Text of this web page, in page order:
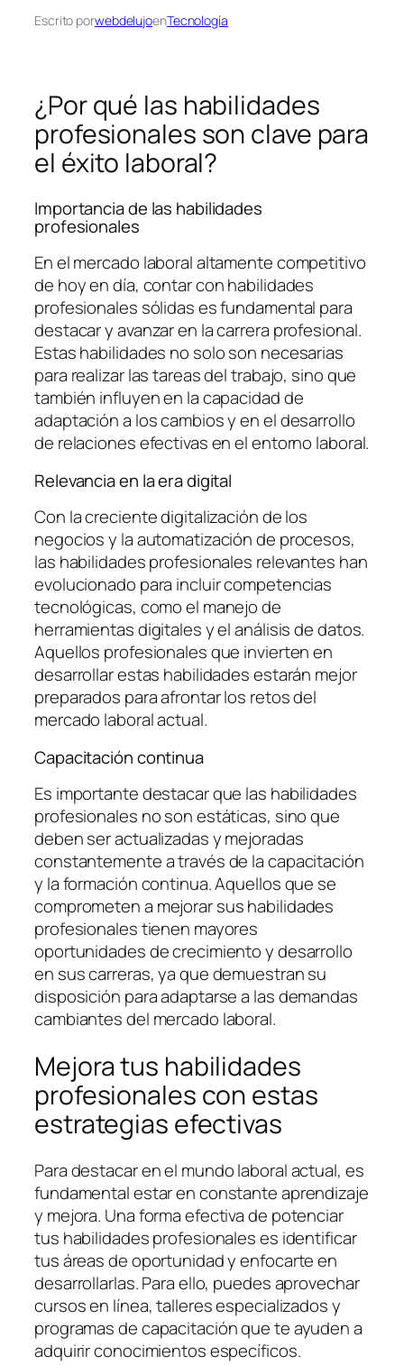
Escrito porwebdelujoenTecnología
¿Por qué las habilidades
profesionales son clave para
el éxito laboral?
Importancia de las habilidades
profesionales
En el mercado laboral altamente competitivo
de hoy en día, contar con habilidades
profesionales sólidas es fundamental para
destacar y avanzar en la carrera profesional.
Estas habilidades no solo son necesarias
para realizar las tareas del trabajo, sino que
también influyen en la capacidad de
adaptación a los cambios y en el desarrollo
de relaciones efectivas en el entorno laboral.
Relevancia en la era digital
Con la creciente digitalización de los
negocios y la automatización de procesos,
las habilidades profesionales relevantes han
evolucionado para incluir competencias
tecnológicas, como el manejo de
herramientas digitales y el análisis de datos.
Aquellos profesionales que invierten en
desarrollar estas habilidades estarán mejor
preparados para afrontar los retos del
mercado laboral actual.
Capacitación continua
Es importante destacar que las habilidades
profesionales no son estáticas, sino que
deben ser actualizadas y mejoradas
constantemente a través de la capacitación
y la formación continua. Aquellos que se
comprometen a mejorar sus habilidades
profesionales tienen mayores
oportunidades de crecimiento y desarrollo
en sus carreras, ya que demuestran su
disposición para adaptarse a las demandas
cambiantes del mercado laboral.
Mejora tus habilidades
profesionales con estas
estrategias efectivas
Para destacar en el mundo laboral actual, es
fundamental estar en constante aprendizaje
y mejora. Una forma efectiva de potenciar
tus habilidades profesionales es identificar
tus áreas de oportunidad y enfocarte en
desarrollarlas. Para ello, puedes aprovechar
cursos en línea, talleres especializados y
programas de capacitación que te ayuden a
adquirir conocimientos específicos.